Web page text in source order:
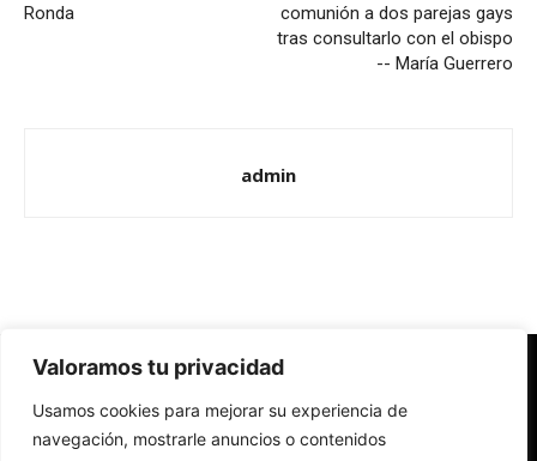
Valoramos tu privacidad
Usamos cookies para mejorar su experiencia de
navegación, mostrarle anuncios o contenidos
Ronda
comunión a dos parejas gays
tras consultarlo con el obispo
-- María Guerrero
admin
Redes Cristianas
Una mirada alternativa sobre la Iglesia católica y la sociedad
- Colectivos de Redes Cristianas